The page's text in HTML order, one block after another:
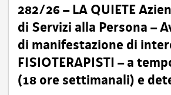
282/26 – LA QUIETE
di Servizi alla Persona –
di manifestazione di
FISIOTERAPISTI – a
(18 ore settimanali) e